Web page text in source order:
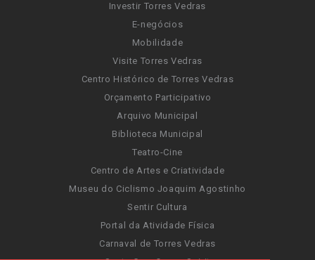
Investir Torres Vedras
E-negócios
Mobilidade
Visite Torres Vedras
Centro Histórico de Torres Vedras
Orçamento Participativo
Arquivo Municipal
Biblioteca Municipal
Teatro-Cine
Centro de Artes e Criatividade
Museu do Ciclismo Joaquim Agostinho
Sentir Cultura
Portal da Atividade Física
Carnaval de Torres Vedras